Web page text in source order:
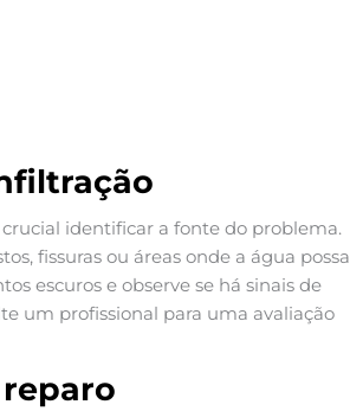
crucial identificar a fonte do problema.
fissuras ou áreas onde a água possa
escuros e observe se há sinais de
um profissional para uma avaliação